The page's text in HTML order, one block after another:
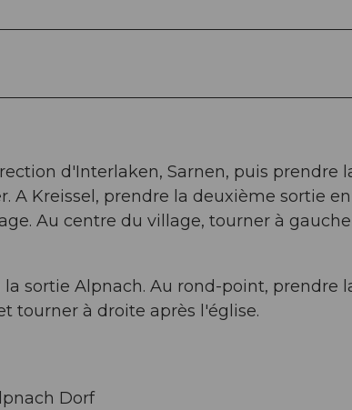
d'Interlaken, Sarnen, puis prendre
A Kreissel, prendre la deuxième sortie en
Au centre du village, tourner à gauche
sortie Alpnach. Au rond-point, prendre
tourner à droite après l'église.
Dorf